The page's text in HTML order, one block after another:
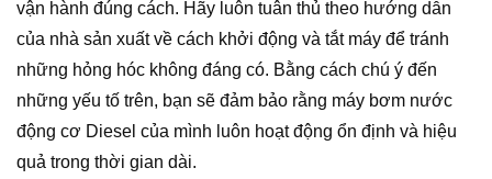
vận hành đúng cách. Hãy luôn tuân thủ theo hướng dẫn
của nhà sản xuất về cách khởi động và tắt máy để tránh
những hỏng hóc không đáng có. Bằng cách chú ý đến
những yếu tố trên, bạn sẽ đảm bảo rằng máy bơm nước
động cơ Diesel của mình luôn hoạt động ổn định và hiệu
quả trong thời gian dài.